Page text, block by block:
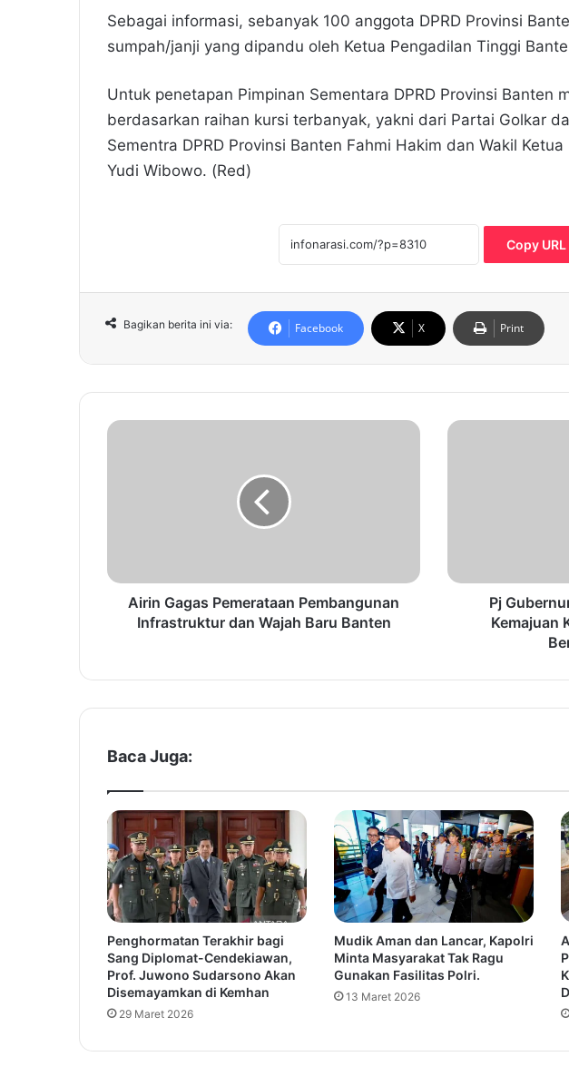
Sebagai informasi, sebanyak 100 anggota DPRD Provinsi
sumpah/janji yang dipandu oleh Ketua Pengadilan Tinggi
Untuk penetapan Pimpinan Sementara DPRD Provinsi Banten
berdasarkan raihan kursi terbanyak, yakni dari Partai Golkar
Sementra DPRD Provinsi Banten Fahmi Hakim dan Wakil
Yudi Wibowo. (Red)
Copy URL
Bagikan berita ini via: Facebook X Print
A
a
e
a
n
P
m
b
a
n
g
u
n
a
n
I
Airin Gagas Pemerataan Pembangunan
Infrastruktur dan Wajah Baru Banten
P
u
t
u
k
t
a
b
a
r
:
K
e
m
Pj
Kemajuan
Baca Juga:
Penghormatan Terakhir bagi
Sang Diplomat-Cendekiawan,
Prof. Juwono Sudarsono Akan
Disemayamkan di Kemhan
29 Maret 2026
Mudik Aman dan Lancar, Kapolri
Minta Masyarakat Tak Ragu
Gunakan Fasilitas Polri.
13 Maret 2026